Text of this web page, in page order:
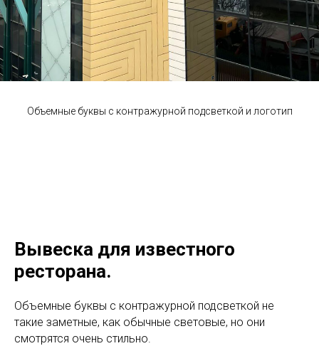
Объемные буквы с контражурной подсветкой и логотип
Вывеска для известного
ресторана.
Объемные буквы с контражурной подсветкой не
такие заметные, как обычные световые, но они
смотрятся очень стильно.